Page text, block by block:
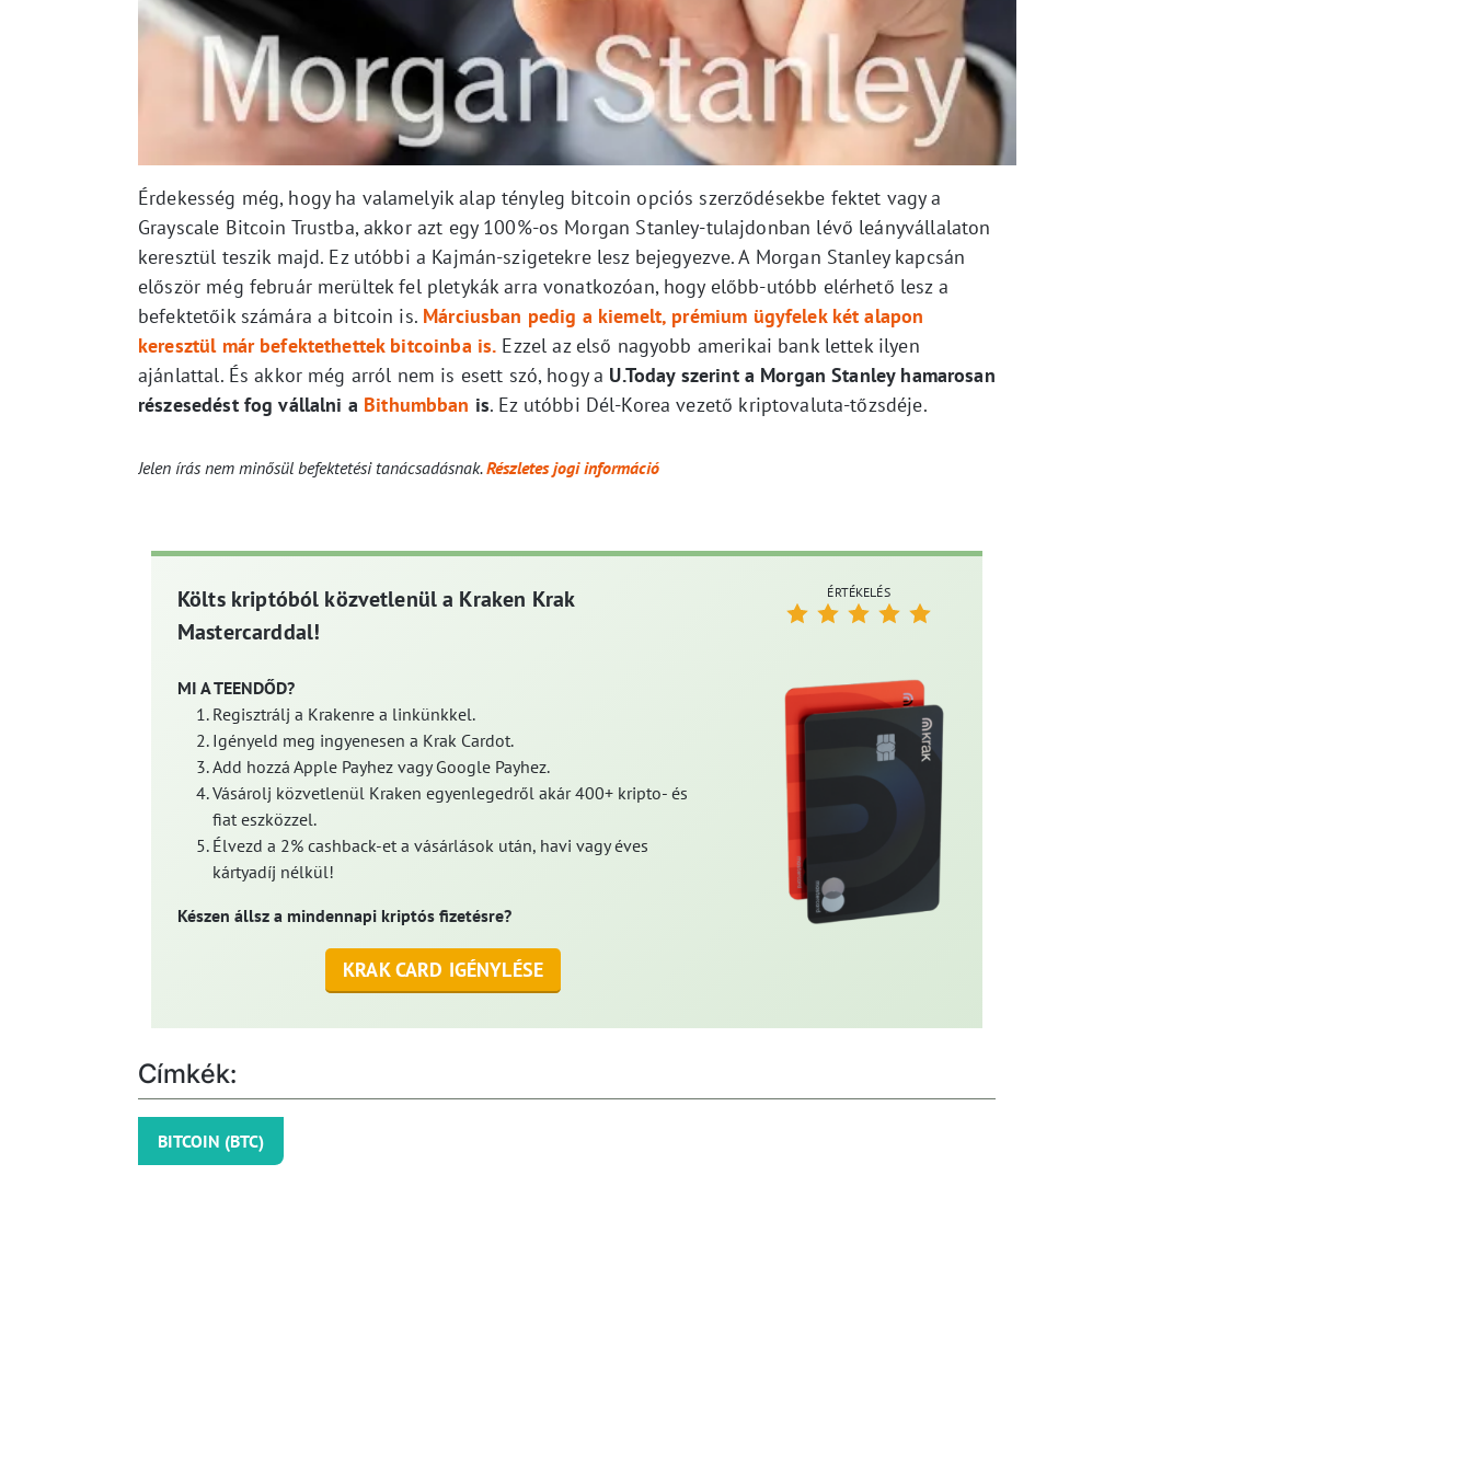
Érdekesség még, hogy ha valamelyik alap tényleg bitcoin opciós szerződésekbe fektet vagy a
Grayscale Bitcoin Trustba, akkor azt egy 100%-os Morgan Stanley-tulajdonban lévő leányvállalaton
keresztül teszik majd. Ez utóbbi a Kajmán-szigetekre lesz bejegyezve. A Morgan Stanley kapcsán
először még február merültek fel pletykák arra vonatkozóan, hogy előbb-utóbb elérhető lesz a
befektetőik számára a bitcoin is. Márciusban pedig a kiemelt, prémium ügyfelek két alapon
keresztül már befektethettek bitcoinba is. Ezzel az első nagyobb amerikai bank lettek ilyen
ajánlattal. És akkor még arról nem is esett szó, hogy a U.Today szerint a Morgan Stanley hamarosan
részesedést fog vállalni a Bithumbban is. Ez utóbbi Dél-Korea vezető kriptovaluta-tőzsdéje.
Jelen írás nem minősül befektetési tanácsadásnak.Részletes jogi információ
Költs kriptóból közvetlenül a Kraken Krak
Mastercarddal!
MI A TEENDŐD?
Regisztrálj a Krakenre a linkünkkel.
Igényeld meg ingyenesen a Krak Cardot.
Add hozzá Apple Payhez vagy Google Payhez.
Vásárolj közvetlenül Kraken egyenlegedről akár 400+ kripto- és
fiat eszközzel.
Élvezd a 2% cashback-et a vásárlások után, havi vagy éves
kártyadíj nélkül!
Készen állsz a mindennapi kriptós fizetésre?
KRAK CARD IGÉNYLÉSE
ÉRTÉKELÉS
Címkék:
BITCOIN (BTC)